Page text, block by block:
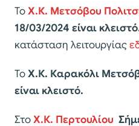
ΤοΧ.Κ. Μετσόβου
18/03/2024 είναι
κατάσταση λειτουργίας
ΤοΧ.Κ. Καρακόλι
είναι κλειστό.
ΣτοΧ.Κ. Περτουλίου